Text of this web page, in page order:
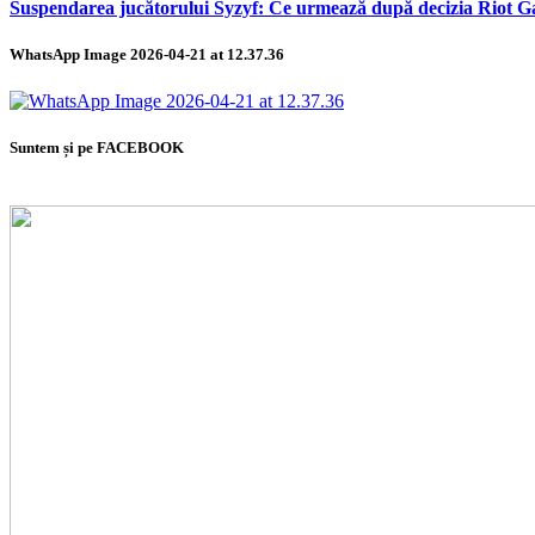
Suspendarea jucătorului Syzyf: Ce urmează după decizia Riot
WhatsApp Image 2026-04-21 at 12.37.36
Suntem și pe FACEBOOK